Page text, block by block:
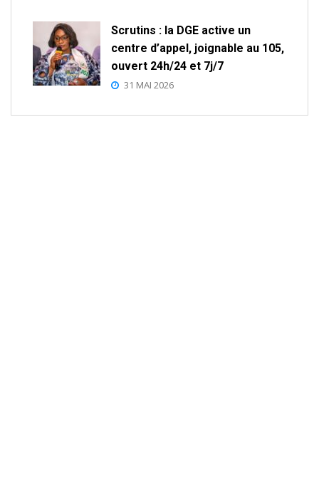
Scrutins : la DGE active un
centre d’appel, joignable au 105,
ouvert 24h/24 et 7j/7
31 MAI 2026